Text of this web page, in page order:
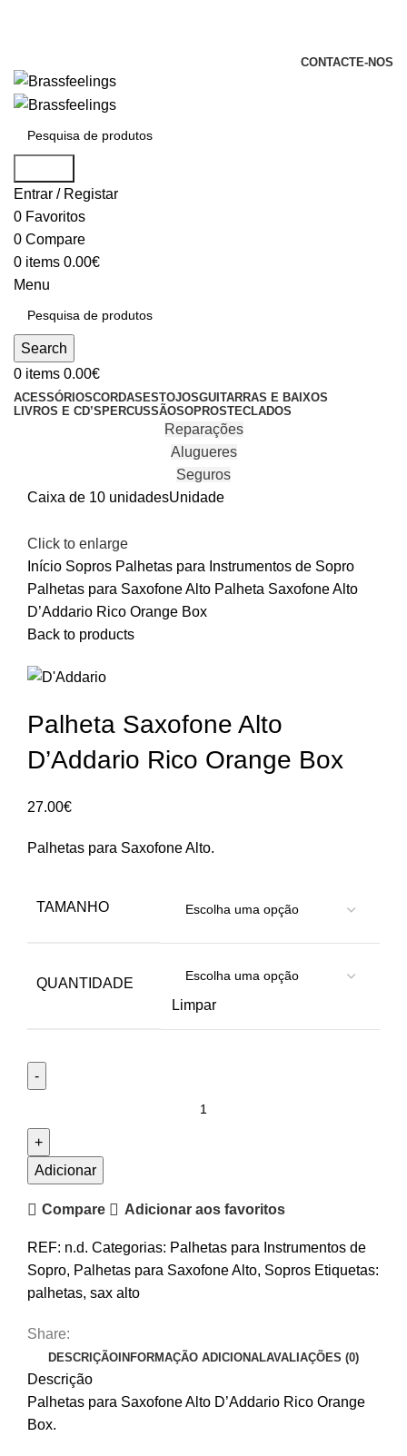
CONTACTE-NOS
Entrar / Registar
0 Favoritos
0 Compare
0 items 0.00€
Menu
Search
0 items 0.00€
ACESSÓRIOSCORDAS ESTOJOSGUITARRAS E BAIXOS
LIVROS E CD’S PERCUSSÃOSOPROSTECLADOS
Reparações
Alugueres
Seguros
Caixa de 10 unidadesUnidade
Click to enlarge
Início Sopros Palhetas para Instrumentos de Sopro
Palhetas para Saxofone Alto Palheta Saxofone Alto
D’Addario Rico Orange Box
Back to products
Palheta Saxofone Alto
D’Addario Rico Orange Box
27.00€
Palhetas para Saxofone Alto.
TAMANHO
QUANTIDADE
Limpar
Palheta
Saxofone
D'Addario
Box
Adicionar
Compare Adicionar aos favoritos
REF: n.d. Categorias: Palhetas para Instrumentos de
Sopro, Palhetas para Saxofone Alto, Sopros Etiquetas:
palhetas, sax alto
Share:
DESCRIÇÃOINFORMAÇÃO ADICIONALAVALIAÇÕES (0)
Descrição
Palhetas para Saxofone Alto D’Addario Rico Orange
Box.